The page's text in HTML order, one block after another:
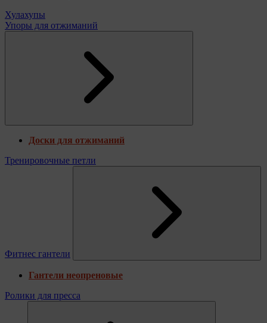
Хулахупы
Упоры для отжиманий
Доски для отжиманий
Тренировочные петли
Фитнес гантели
Гантели неопреновые
Ролики для пресса